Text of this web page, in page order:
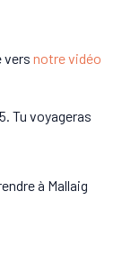
vers notre vidéo
Tu voyageras
à Mallaig